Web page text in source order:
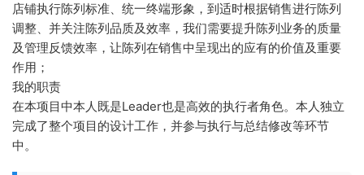
店铺执行陈列标准、统一终端形象，到适时根据销售进行陈列
调整、并关注陈列品质及效率，我们需要提升陈列业务的质量
及管理反馈效率，让陈列在销售中呈现出的应有的价值及重要
作用；
我的职责
在本项目中本人既是Leader也是高效的执行者角色。本人独立
完成了整个项目的设计工作，并参与执行与总结修改等环节
中。